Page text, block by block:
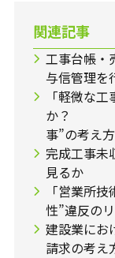
関連記事
工事台帳・
与信管理を
「軽微な
か？ ― 金
事”の考え
完成工事未
見るか
「営業所
性”違反の
建設業にお
請求の考え